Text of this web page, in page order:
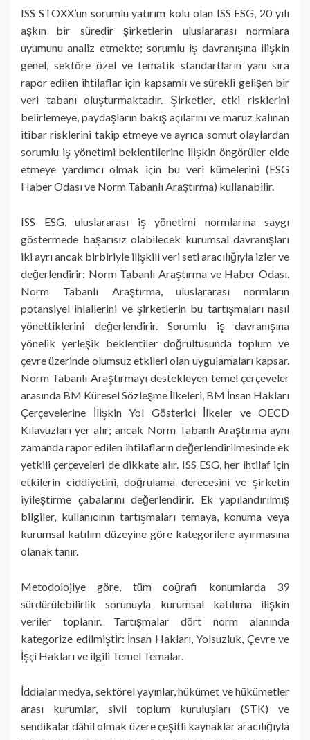
ISS STOXX’un sorumlu yatırım kolu olan ISS ESG, 20 yılı
aşkın bir süredir şirketlerin uluslararası normlara
uyumunu analiz etmekte; sorumlu iş davranışına ilişkin
genel, sektöre özel ve tematik standartların yanı sıra
rapor edilen ihtilaflar için kapsamlı ve sürekli gelişen bir
veri tabanı oluşturmaktadır. Şirketler, etki risklerini
belirlemeye, paydaşların bakış açılarını ve maruz kalınan
itibar risklerini takip etmeye ve ayrıca somut olaylardan
sorumlu iş yönetimi beklentilerine ilişkin öngörüler elde
etmeye yardımcı olmak için bu veri kümelerini (ESG
Haber Odası ve Norm Tabanlı Araştırma) kullanabilir.
ISS ESG, uluslararası iş yönetimi normlarına saygı
göstermede başarısız olabilecek kurumsal davranışları
iki ayrı ancak birbiriyle ilişkili veri seti aracılığıyla izler ve
değerlendirir: Norm Tabanlı Araştırma ve Haber Odası.
Norm Tabanlı Araştırma, uluslararası normların
potansiyel ihlallerini ve şirketlerin bu tartışmaları nasıl
yönettiklerini değerlendirir. Sorumlu iş davranışına
yönelik yerleşik beklentiler doğrultusunda toplum ve
çevre üzerinde olumsuz etkileri olan uygulamaları kapsar.
Norm Tabanlı Araştırmayı destekleyen temel çerçeveler
arasında BM Küresel Sözleşme İlkeleri, BM İnsan Hakları
Çerçevelerine İlişkin Yol Gösterici İlkeler ve OECD
Kılavuzları yer alır; ancak Norm Tabanlı Araştırma aynı
zamanda rapor edilen ihtilafların değerlendirilmesinde ek
yetkili çerçeveleri de dikkate alır. ISS ESG, her ihtilaf için
etkilerin ciddiyetini, doğrulama derecesini ve şirketin
iyileştirme çabalarını değerlendirir. Ek yapılandırılmış
bilgiler, kullanıcının tartışmaları temaya, konuma veya
kurumsal katılım düzeyine göre kategorilere ayırmasına
olanak tanır.
Metodolojiye göre, tüm coğrafi konumlarda 39
sürdürülebilirlik sorunuyla kurumsal katılıma ilişkin
veriler toplanır. Tartışmalar dört norm alanında
kategorize edilmiştir: İnsan Hakları, Yolsuzluk, Çevre ve
İşçi Hakları ve ilgili Temel Temalar.
İddialar medya, sektörel yayınlar, hükümet ve hükümetler
arası kurumlar, sivil toplum kuruluşları (STK) ve
sendikalar dâhil olmak üzere çeşitli kaynaklar aracılığıyla